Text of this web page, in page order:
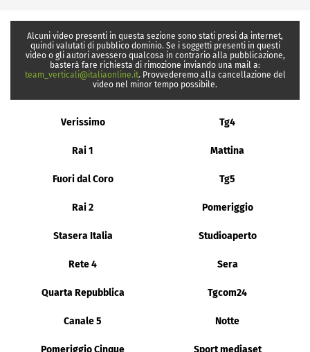
Alcuni video presenti in questa sezione sono stati presi da internet,
quindi valutati di pubblico dominio. Se i soggetti presenti in questi
video o gli autori avessero qualcosa in contrario alla pubblicazione,
basterà fare richiesta di rimozione inviando una mail a:
team_verticali@italiaonline.it. Provvederemo alla cancellazione del
video nel minor tempo possibile.
Verissimo Tg4
Rai 1 Mattina
Fuori dal Coro Tg5
Rai 2 Pomeriggio
Stasera Italia Studioaperto
Rete 4 Sera
Quarta Repubblica Tgcom24
Canale 5 Notte
Pomeriggio Cinque Sport mediaset